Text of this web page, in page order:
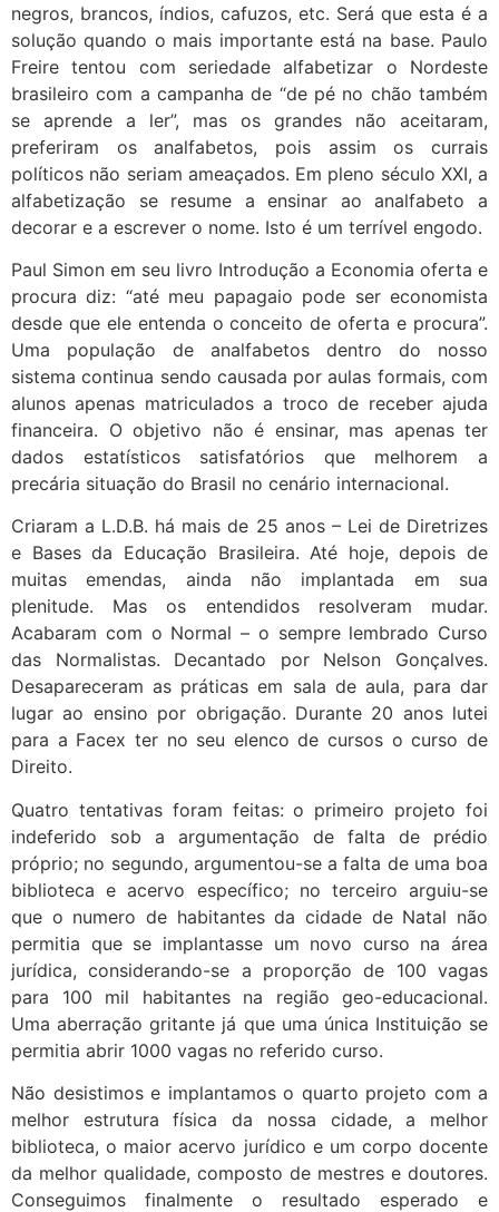
negros, brancos, índios, cafuzos, etc. Será que esta é a
solução quando o mais importante está na base. Paulo
Freire tentou com seriedade alfabetizar o Nordeste
brasileiro com a campanha de “de pé no chão também
se aprende a ler”, mas os grandes não aceitaram,
preferiram os analfabetos, pois assim os currais
políticos não seriam ameaçados. Em pleno século XXI, a
alfabetização se resume a ensinar ao analfabeto a
decorar e a escrever o nome. Isto é um terrível engodo.
Paul Simon em seu livro Introdução a Economia oferta e
procura diz: “até meu papagaio pode ser economista
desde que ele entenda o conceito de oferta e procura”.
Uma população de analfabetos dentro do nosso
sistema continua sendo causada por aulas formais, com
alunos apenas matriculados a troco de receber ajuda
financeira. O objetivo não é ensinar, mas apenas ter
dados estatísticos satisfatórios que melhorem a
precária situação do Brasil no cenário internacional.
Criaram a L.D.B. há mais de 25 anos – Lei de Diretrizes
e Bases da Educação Brasileira. Até hoje, depois de
muitas emendas, ainda não implantada em sua
plenitude. Mas os entendidos resolveram mudar.
Acabaram com o Normal – o sempre lembrado Curso
das Normalistas. Decantado por Nelson Gonçalves.
Desapareceram as práticas em sala de aula, para dar
lugar ao ensino por obrigação. Durante 20 anos lutei
para a Facex ter no seu elenco de cursos o curso de
Direito.
Quatro tentativas foram feitas: o primeiro projeto foi
indeferido sob a argumentação de falta de prédio
próprio; no segundo, argumentou-se a falta de uma boa
biblioteca e acervo específico; no terceiro arguiu-se
que o numero de habitantes da cidade de Natal não
permitia que se implantasse um novo curso na área
jurídica, considerando-se a proporção de 100 vagas
para 100 mil habitantes na região geo-educacional.
Uma aberração gritante já que uma única Instituição se
permitia abrir 1000 vagas no referido curso.
Não desistimos e implantamos o quarto projeto com a
melhor estrutura física da nossa cidade, a melhor
biblioteca, o maior acervo jurídico e um corpo docente
da melhor qualidade, composto de mestres e doutores.
Conseguimos finalmente o resultado esperado e